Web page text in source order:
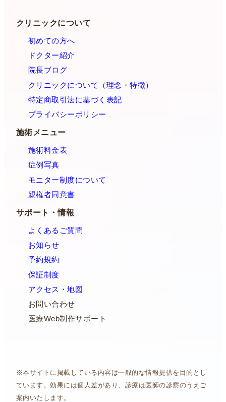
クリニックについて
初めての方へ
ドクター紹介
院長ブログ
クリニックについて（理念・特徴）
特定商取引法に基づく表記
プライバシーポリシー
施術メニュー
施術料金表
症例写真
モニター制度について
親権者同意書
サポート・情報
よくあるご質問
お知らせ
予約規約
保証制度
アクセス・地図
お問い合わせ
医療Web制作サポート
※本サイトに掲載している内容は一般的な情報提供を目的とし
ています。効果には個人差があり、診療は医師の診察のうえご
案内いたします。